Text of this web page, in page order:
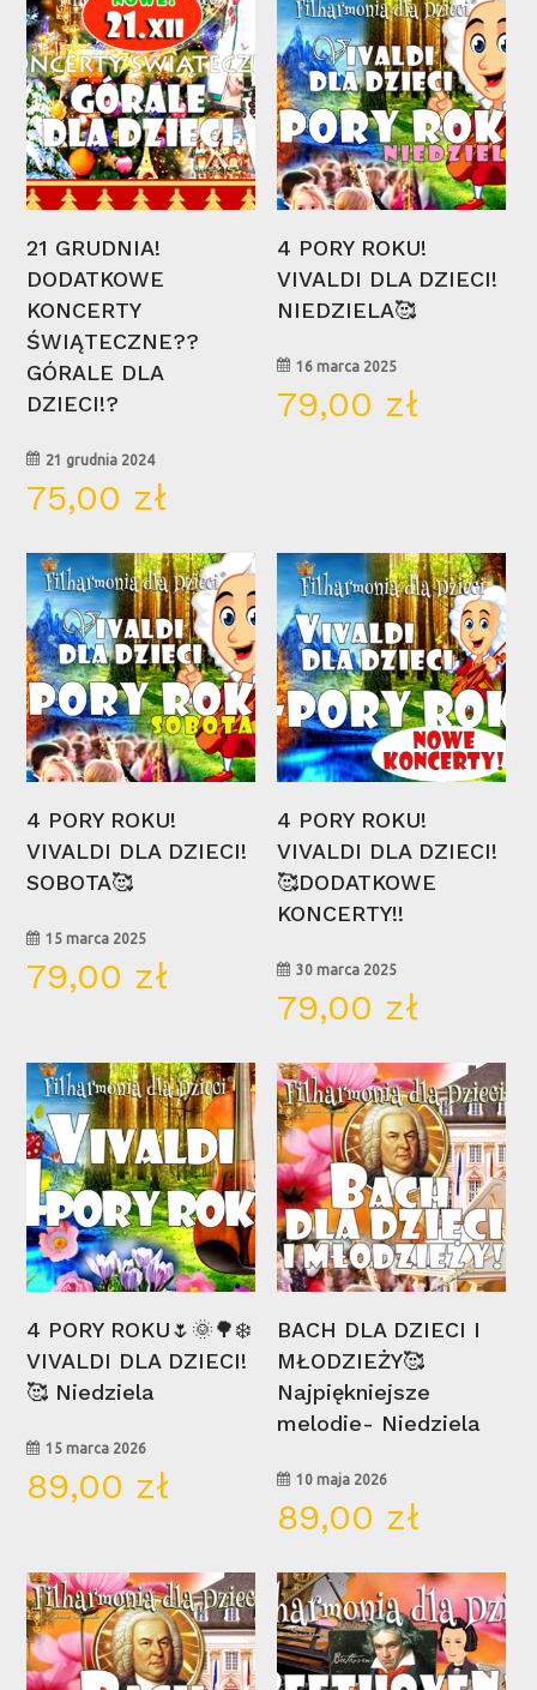
Brak produktów w koszyku.
Go To Shop
21
gru
21 GRUDNIA!
DODATKOWE
KONCERTY
ŚWIĄTECZNE??
GÓRALE DLA
DZIECI!?
21 grudnia 2024
75,00 zł
16
mar
4 PORY ROKU!
VIVALDI DLA DZIECI!
NIEDZIELA🥰
16 marca 2025
79,00 zł
15
mar
4 PORY ROKU!
VIVALDI DLA DZIECI!
SOBOTA🥰
15 marca 2025
79,00 zł
30
mar
4 PORY ROKU!
VIVALDI DLA DZIECI!
🥰DODATKOWE
KONCERTY!!
30 marca 2025
79,00 zł
15
mar
Wybierz Opcje
4 PORY ROKU🌷🌞🌳❄️
VIVALDI DLA DZIECI!
🥰 Niedziela
15 marca 2026
89,00 zł
10
maj
BACH DLA DZIECI I
MŁODZIEŻY🥰
Najpiękniejsze
melodie- Niedziela
10 maja 2026
89,00 zł
09
maj
16
lis